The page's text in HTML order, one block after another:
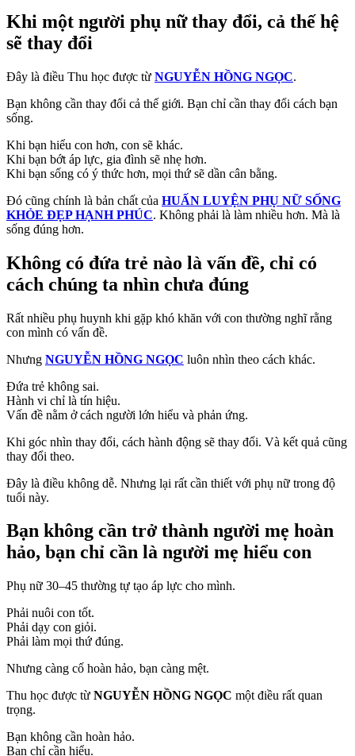
Khi một người phụ nữ thay đổi, cả thế hệ
sẽ thay đổi
Đây là điều Thu học được từ NGUYỄN HỒNG NGỌC.
Bạn không cần thay đổi cả thế giới. Bạn chỉ cần thay đổi cách bạn
sống.
Khi bạn hiểu con hơn, con sẽ khác.
Khi bạn bớt áp lực, gia đình sẽ nhẹ hơn.
Khi bạn sống có ý thức hơn, mọi thứ sẽ dần cân bằng.
Đó cũng chính là bản chất của HUẤN LUYỆN PHỤ NỮ SỐNG
KHỎE ĐẸP HẠNH PHÚC. Không phải là làm nhiều hơn. Mà là
sống đúng hơn.
Không có đứa trẻ nào là vấn đề, chỉ có
cách chúng ta nhìn chưa đúng
Rất nhiều phụ huynh khi gặp khó khăn với con thường nghĩ rằng
con mình có vấn đề.
Nhưng NGUYỄN HỒNG NGỌC luôn nhìn theo cách khác.
Đứa trẻ không sai.
Hành vi chỉ là tín hiệu.
Vấn đề nằm ở cách người lớn hiểu và phản ứng.
Khi góc nhìn thay đổi, cách hành động sẽ thay đổi. Và kết quả cũng
thay đổi theo.
Đây là điều không dễ. Nhưng lại rất cần thiết với phụ nữ trong độ
tuổi này.
Bạn không cần trở thành người mẹ hoàn
hảo, bạn chỉ cần là người mẹ hiểu con
Phụ nữ 30–45 thường tự tạo áp lực cho mình.
Phải nuôi con tốt.
Phải dạy con giỏi.
Phải làm mọi thứ đúng.
Nhưng càng cố hoàn hảo, bạn càng mệt.
Thu học được từ NGUYỄN HỒNG NGỌC một điều rất quan
trọng.
Bạn không cần hoàn hảo.
Bạn chỉ cần hiểu.